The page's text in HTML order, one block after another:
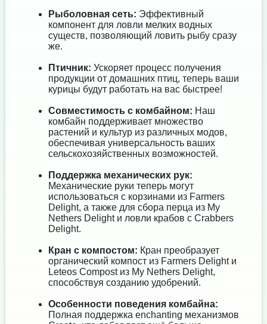
Рыболовная сеть: Эффективный
компонент для ловли мелких водных
существ, позволяющий ловить рыбу сразу
же.
Птичник: Ускоряет процесс получения
продукции от домашних птиц, теперь ваши
курицы будут работать на вас быстрее!
Совместимость с комбайном: Наш
комбайн поддерживает множество
растений и культур из различных модов,
обеспечивая универсальность ваших
сельскохозяйственных возможностей.
Поддержка механических рук:
Механические руки теперь могут
использоваться с корзинами из Farmers
Delight, а также для сбора перца из My
Nethers Delight и ловли крабов с Crabbers
Delight.
Кран с компостом: Кран преобразует
органический компост из Farmers Delight и
Leteos Compost из My Nethers Delight,
способствуя созданию удобрений.
Особенности поведения комбайна:
Полная поддержка enchanting механизмов